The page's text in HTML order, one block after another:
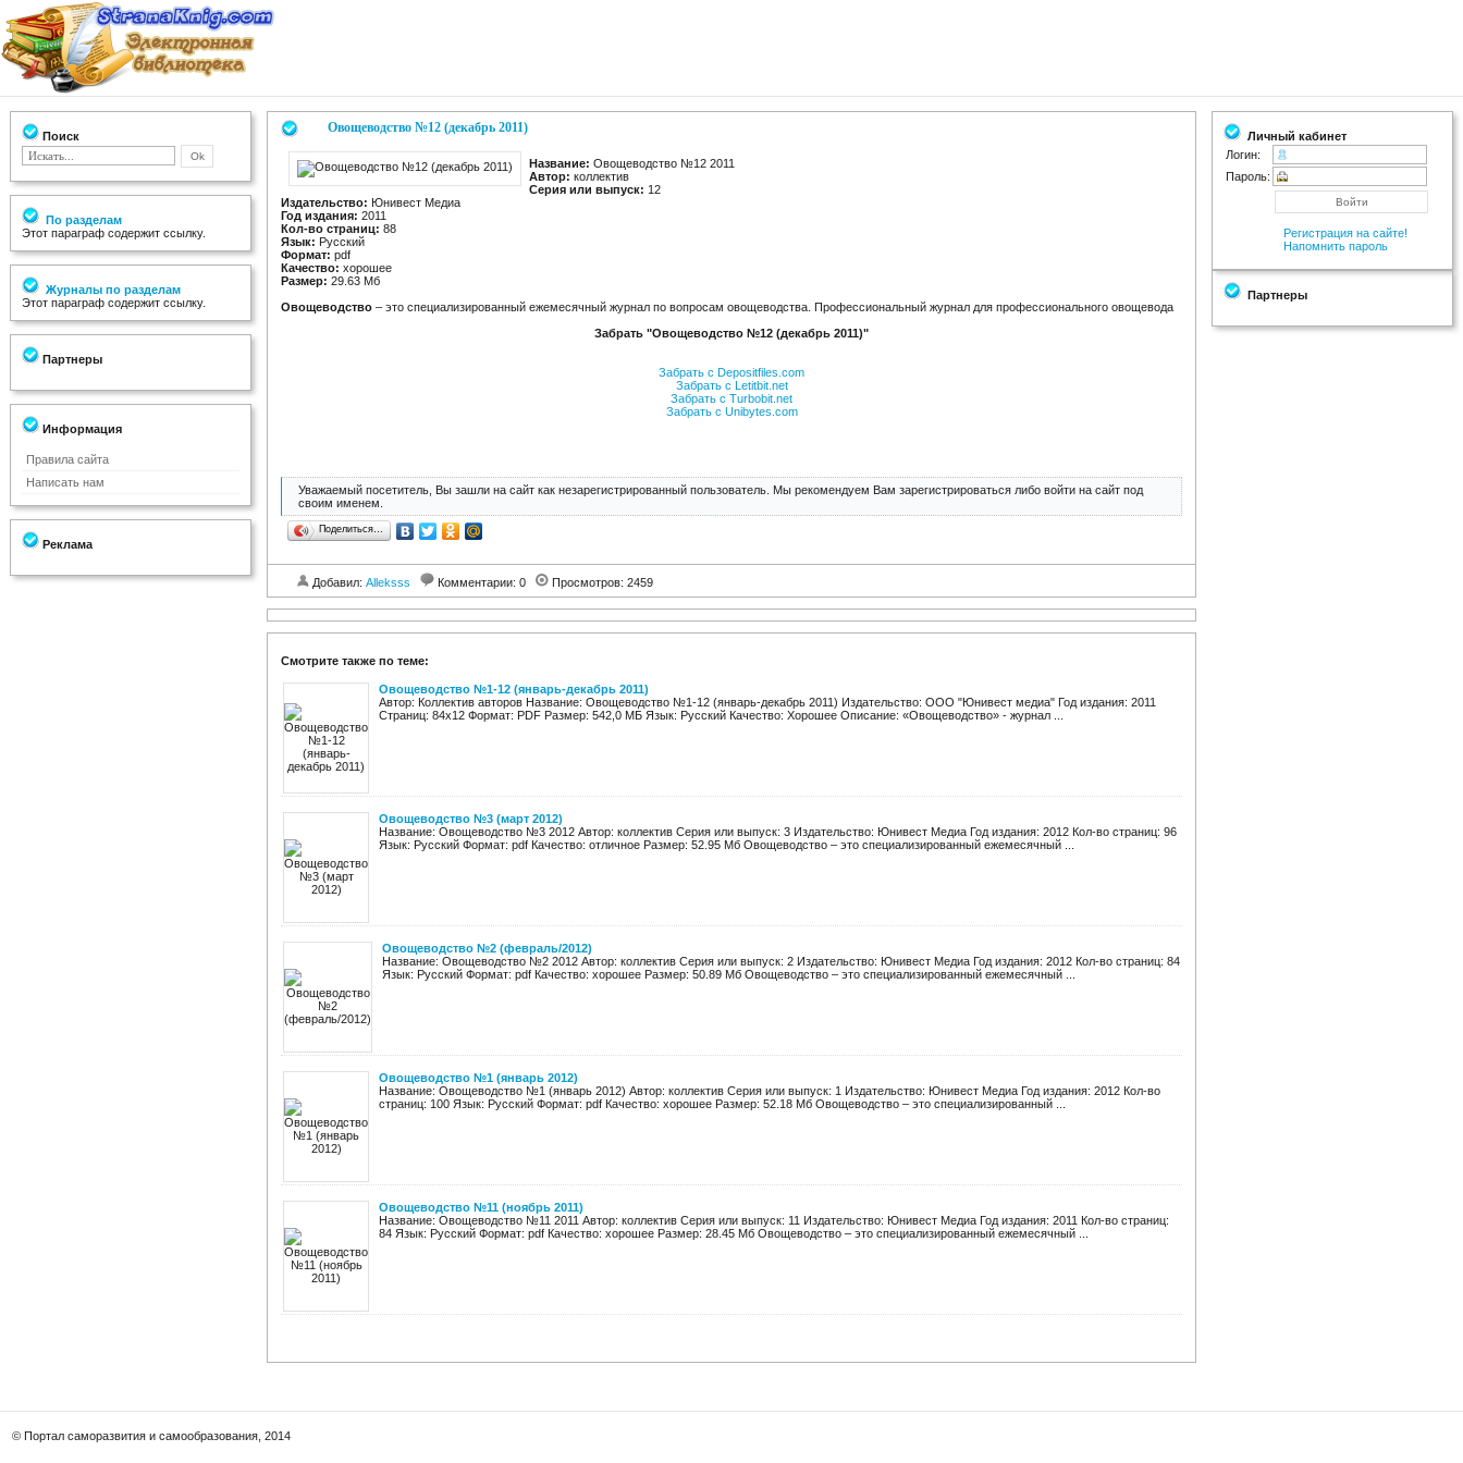
Поиск
По разделам
Этот параграф содержит ссылку.
Журналы по разделам
Этот параграф содержит ссылку.
Партнеры
Информация
Правила сайта
Написать нам
Реклама
Овощеводство №12 (декабрь 2011)
Название: Овощеводство №12 2011
Автор: коллектив
Серия или выпуск: 12
Издательство: Юнивест Медиа
Год издания: 2011
Кол-во страниц: 88
Язык: Русский
Формат: pdf
Качество: хорошее
Размер: 29.63 Мб
Овощеводство – это специализированный ежемесячный журнал по вопросам овощеводства. Профессиональный журнал для профессионального овощевода
Забрать "Овощеводство №12 (декабрь 2011)"
Забрать с Depositfiles.com
Забрать с Letitbit.net
Забрать с Turbobit.net
Забрать с Unibytes.com
Уважаемый посетитель, Вы зашли на сайт как незарегистрированный пользователь. Мы рекомендуем Вам зарегистрироваться либо войти на сайт под
своим именем.
Поделиться…
Добавил: Alleksss Комментарии: 0 Просмотров: 2459
Смотрите также по теме:
Овощеводство №1-12 (январь-декабрь 2011)
Автор: Коллектив авторов Название: Овощеводство №1-12 (январь-декабрь 2011) Издательство: ООО "Юнивест медиа" Год издания: 2011
Страниц: 84х12 Формат: PDF Размер: 542,0 МБ Язык: Русский Качество: Хорошее Описание: «Овощеводство» - журнал ...
Овощеводство №3 (март 2012)
Название: Овощеводство №3 2012 Автор: коллектив Серия или выпуск: 3 Издательство: Юнивест Медиа Год издания: 2012 Кол-во страниц: 96
Язык: Русский Формат: pdf Качество: отличное Размер: 52.95 Мб Овощеводство – это специализированный ежемесячный ...
Овощеводство №2 (февраль/2012)
Название: Овощеводство №2 2012 Автор: коллектив Серия или выпуск: 2 Издательство: Юнивест Медиа Год издания: 2012 Кол-во страниц: 84
Язык: Русский Формат: pdf Качество: хорошее Размер: 50.89 Мб Овощеводство – это специализированный ежемесячный ...
Овощеводство №1 (январь 2012)
Название: Овощеводство №1 (январь 2012) Автор: коллектив Серия или выпуск: 1 Издательство: Юнивест Медиа Год издания: 2012 Кол-во
страниц: 100 Язык: Русский Формат: pdf Качество: хорошее Размер: 52.18 Мб Овощеводство – это специализированный ...
Овощеводство №11 (ноябрь 2011)
Название: Овощеводство №11 2011 Автор: коллектив Серия или выпуск: 11 Издательство: Юнивест Медиа Год издания: 2011 Кол-во страниц:
84 Язык: Русский Формат: pdf Качество: хорошее Размер: 28.45 Мб Овощеводство – это специализированный ежемесячный ...
Личный кабинет
Логин:
Пароль:
Регистрация на сайте!
Напомнить пароль
Партнеры
© Портал саморазвития и самообразования, 2014